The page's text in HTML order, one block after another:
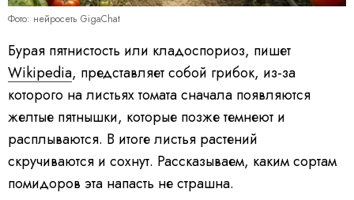
Фото: нейросеть GigaChat
Бурая пятнистость или кладоспориоз, пишет
Wikipedia, представляет собой грибок, из-за
которого на листьях томата сначала появляются
желтые пятнышки, которые позже темнеют и
расплываются. В итоге листья растений
скручиваются и сохнут. Рассказываем, каким сортам
помидоров эта напасть не страшна.